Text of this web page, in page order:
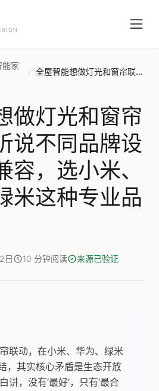
能家
/ 全屋智能想做灯光和窗帘联动，但听说不同品牌设备可能不兼容，选小米、华为还是绿米这种专业品牌好？
做灯光和窗帘
说不同品牌设
，选小米、
米这种专业品
日 10 分钟阅读 来源已验证
联动，在小米、华为、绿米
，其实核心矛盾是生态开放
讲，没有‘最好’，只有‘最合
系，信息仅用于设计咨询服务